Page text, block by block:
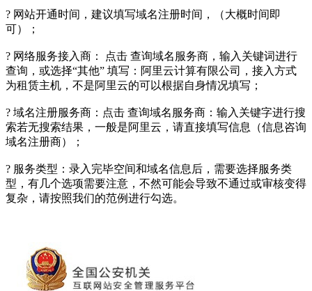
? 网站开通时间，建议填写域名注册时间，（大概时间即
可）；
? 网络服务接入商： 点击 查询域名服务商，输入关键词进行
查询，或选择“其他” 填写：阿里云计算有限公司，接入方式
为租赁主机，不是阿里云的可以根据自身情况填写；
? 域名注册服务商：点击 查询域名服务商：输入关键字进行搜
索若无搜索结果，一般是阿里云，请直接填写信息（信息咨询
域名注册商）；
? 服务类型：录入完毕空间和域名信息后，需要选择服务类
型，有几个选项需要注意，不然可能会导致不通过或审核变得
复杂，请按照我们的范例进行勾选。